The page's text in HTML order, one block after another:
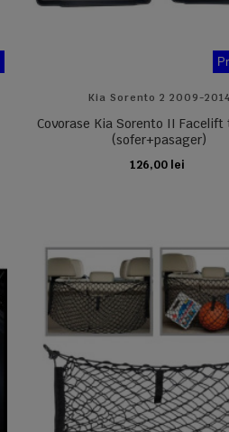
Kia Sorento 2 2009-2014
Covorase Kia Sorento II
(sofer+pasager)
126,00 lei
ADAUGA IN COS